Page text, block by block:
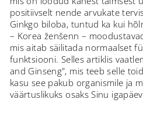
positiivselt nende arvukate
Ginkgo biloba, tuntud ka kui
– Korea ženšenn –
mis aitab säilitada normaalset
funktsiooni. Selles artiklis
and Ginseng", mis teeb selle
kasu see pakub organismile ja
väärtuslikuks osaks Sinu